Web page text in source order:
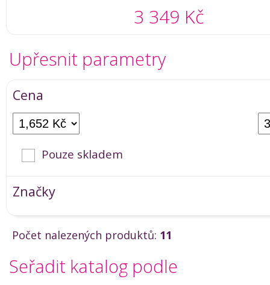
3 349 Kč
Upřesnit parametry
Cena
Pouze skladem
Značky
Počet nalezených produktů: 11
Seřadit katalog podle